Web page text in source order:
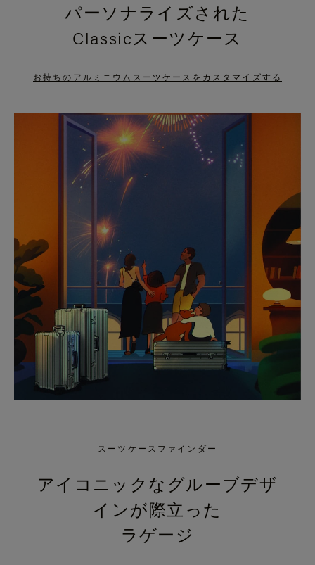
PRESS
PAUSE
PRESS
TO
UNMUTE
パーソナライズされた
Classicスーツケース
お持ちのアルミニウムスーツケースをカスタマイズする
スーツケースファインダー
アイコニックなグルーブデザ
インが際立った
ラゲージ